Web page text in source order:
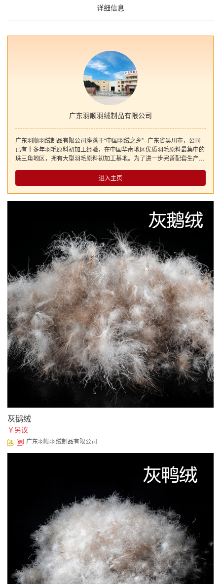
详细信息
广东羽顺羽绒制品有限公司
广东羽顺羽绒制品有限公司座落于“中国羽绒之乡”--广东省吴川市，公司
已有十多年羽毛原料初加工经验，在中国华南地区优质羽毛原料最集中的
珠三角地区，拥有大型羽毛原料初加工基地。为了进一步完善配套生产，
型水洗灰鹅、灰鸭、白鹅、白鸭的高绒、中绒、低绒、毛片等。 公司坚
持高标准、高起点、高要求、高品质的经营理念，在行业中享有盛誉。厂
房现代美观，设备采用目前最先进的3000型大型水洗生产线，水洗羽
绒、毛片均采用不含APEO的环保型洗涤剂，产品经广州国家纺织品服装
服饰产品质量监督检验中心及广东出入境检验检疫局检验检疫技术中心等
权威机构检测，各项指标均达到或超过国家行业标准。 公司拥有得天独
厚的原料基地及水洗基地相结合的明显优势。羽绒、毛片产品真正自产自
销，质量及价格更具竞争力。我司愿与海内外各界朋友真诚合作，共创辉
进入主页
灰鹅绒
￥另议
广东羽顺羽绒制品有限公司